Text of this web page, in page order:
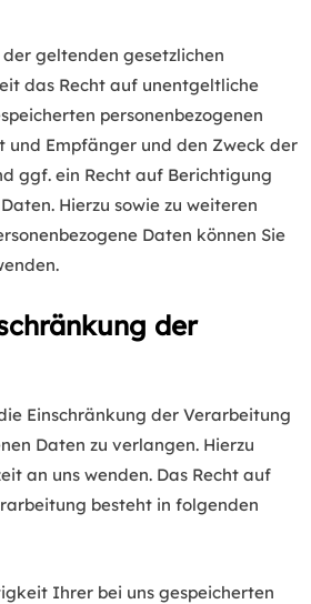
geltenden gesetzlichen
das Recht auf unentgeltliche
personenbezogenen
und Empfänger und den Zweck der
ggf. ein Recht auf Berichtigung
Hierzu sowie zu weiteren
Daten können Sie
der
Einschränkung der Verarbeitung
Daten zu verlangen. Hierzu
an uns wenden. Das Recht auf
besteht in folgenden
Ihrer bei uns gespeicherten